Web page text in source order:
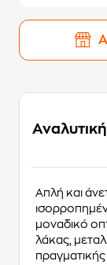
Απλή και
μοναδικό
λάκας,